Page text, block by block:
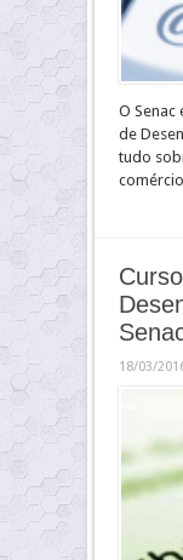
O Senac
de
tudo
18/03/